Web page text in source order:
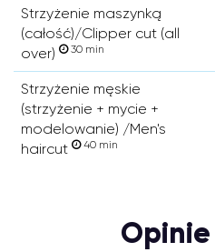
Strzyżenie maszynką
(całość)/Clipper cut (all
over)
30 min
Strzyżenie męskie
(strzyżenie + mycie +
modelowanie) /Men's
haircut
40 min